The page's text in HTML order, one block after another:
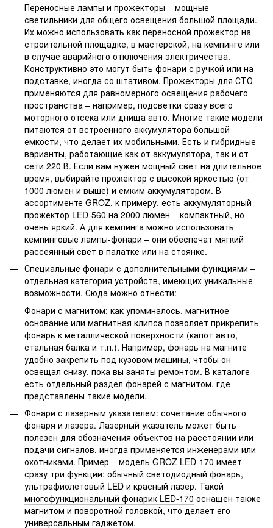
Переносные лампы и прожекторы – мощные
светильники для общего освещения большой площади.
Их можно использовать как переносной прожектор на
строительной площадке, в мастерской, на кемпинге или
в случае аварийного отключения электричества.
Конструктивно это могут быть фонари с ручкой или на
подставке, иногда со штативом. Прожекторы для СТО
применяются для равномерного освещения рабочего
пространства – например, подсветки сразу всего
моторного отсека или днища авто. Многие такие модели
питаются от встроенного аккумулятора большой
емкости, что делает их мобильными. Есть и гибридные
варианты, работающие как от аккумулятора, так и от
сети 220 В. Если вам нужен мощный свет на длительное
время, выбирайте прожектор с высокой яркостью (от
1000 люмен и выше) и емким аккумулятором. В
ассортименте GROZ, к примеру, есть аккумуляторный
прожектор LED-560 на 2000 люмен – компактный, но
очень яркий. А для кемпинга можно использовать
кемпинговые лампы-фонари – они обеспечат мягкий
рассеянный свет в палатке или на стоянке.
Специальные фонари с дополнительными функциями –
отдельная категория устройств, имеющих уникальные
возможности. Сюда можно отнести:
Фонари с магнитом: как упоминалось, магнитное
основание или магнитная клипса позволяет прикрепить
фонарь к металлической поверхности (капот авто,
стальная балка и т.п.). Например, фонарь на магните
удобно закрепить под кузовом машины, чтобы он
освещал снизу, пока вы заняты ремонтом. В каталоге
есть отдельный раздел фонарей с магнитом, где
представлены такие модели.
Фонари с лазерным указателем: сочетание обычного
фонаря и лазера. Лазерный указатель может быть
полезен для обозначения объектов на расстоянии или
подачи сигналов, иногда применяется инженерами или
охотниками. Пример – модель GROZ LED-170 имеет
сразу три функции: обычный светодиодный фонарь,
ультрафиолетовый LED и красный лазер. Такой
многофункциональный фонарик LED-170 оснащен также
магнитом и поворотной головкой, что делает его
универсальным гаджетом.